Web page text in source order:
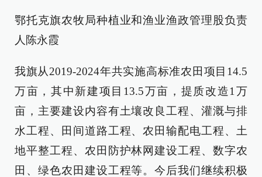
鄂托克旗农牧局种植业和渔业渔政管理股负责
人陈永霞
我旗从2019-2024年共实施高标准农田项目14.5
万亩，其中新建项目13.5万亩，提质改造1万
亩，主要建设内容有土壤改良工程、灌溉与排
水工程、田间道路工程、农田输配电工程、土
地平整工程、农田防护林网建设工程、数字农
田、绿色农田建设工程等。今后我们继续积极